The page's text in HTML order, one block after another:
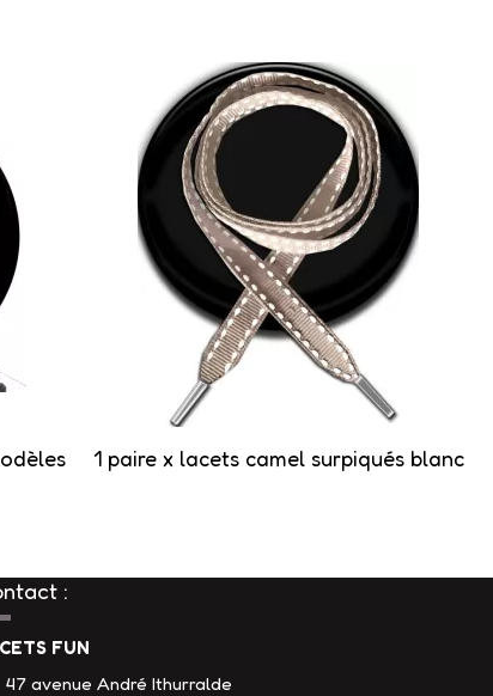
1 paire x lacets camel surpiqués blanc
:
FUN
47 avenue André Ithurralde